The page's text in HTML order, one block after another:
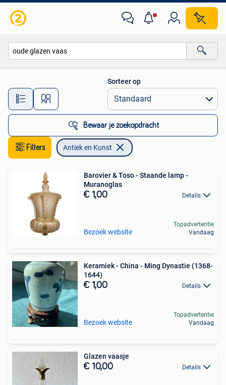
Alle afstanden…
Sorteer op
Bewaar je zoekopdracht
Filters Antiek en Kunst
Barovier & Toso - Staande lamp -
Muranoglas
€ 1,00 Details
Bezoek website
Topadvertentie
Vandaag
Keramiek - China - Ming Dynastie (1368-
1644)
€ 1,00 Details
Bezoek website
Topadvertentie
Vandaag
Glazen vaasje
€ 10,00 Details